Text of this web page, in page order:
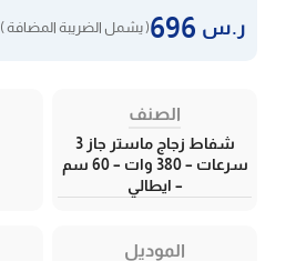
ر.س ( يشمل الضريبة المضافة )
الصنف
شفاط زجاج ماستر جاز 3
سرعات – 380 وات – 60 سم
– ايطالي
الموديل